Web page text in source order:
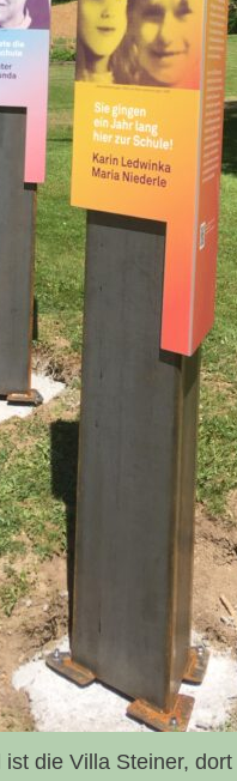
die Villa Steiner,